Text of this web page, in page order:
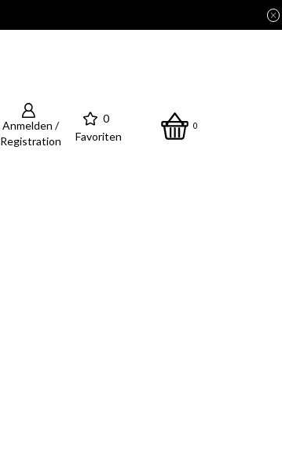
Anmelden /
Registration
0
Favoriten
0